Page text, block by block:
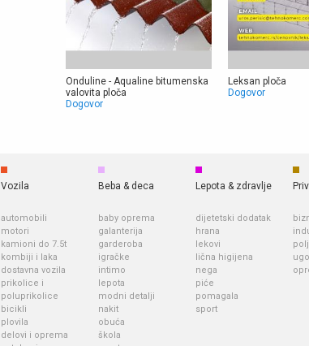
Onduline - Aqualine bitumenska
valovita ploča
Dogovor
Leksan ploča
Dogovor
Vozila
automobili
motori
kamioni do 7.5t
kombiji i laka
dostavna vozila
prikolice i
poluprikolice
bicikli
plovila
delovi i oprema
Beba & deca
baby oprema
galanterija
garderoba
igračke
intimo
lepota
modni detalji
nakit
obuća
škola
Lepota & zdravlje
dijetetski dodatak
hrana
lekovi
lična higijena
nega
piće
pomagala
sport